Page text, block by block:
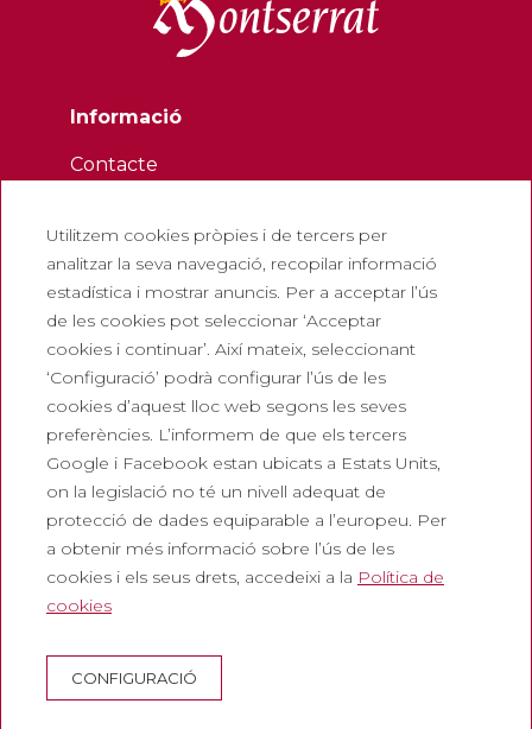
Informació
Contacte
Treballa amb nosaltres
Preguntes freqüents
Entrada turística
Política de privadesa
Política de Xarxes Socials
Canal de denúncies
Corporatiu
Abadia de Montserrat
Escolania de Montserrat
Utilitzem cookies pròpies i de tercers per
analitzar la seva navegació, recopilar informació
estadística i mostrar anuncis. Per a acceptar l’ús
de les cookies pot seleccionar ‘Acceptar
cookies i continuar’. Així mateix, seleccionant
‘Configuració’ podrà configurar l’ús de les
cookies d’aquest lloc web segons les seves
preferències. L’informem de que els tercers
Google i Facebook estan ubicats a Estats Units,
on la legislació no té un nivell adequat de
protecció de dades equiparable a l’europeu. Per
a obtenir més informació sobre l’ús de les
cookies i els seus drets, accedeixi a la Política de
cookies
CONFIGURACIÓ